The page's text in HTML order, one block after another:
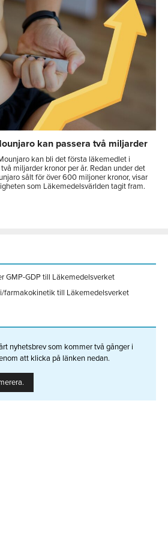
kan passera två miljarder
kan bli det första läkemedlet i
miljarder kronor per år. Redan under det
sålt för över 600 miljoner kronor, visar
som Läkemedelsvärlden tagit fram.
GMP-GDP till Läkemedelsverket
farmakokinetik till Läkemedelsverket
nyhetsbrev som kommer två gånger i
att klicka på länken nedan.